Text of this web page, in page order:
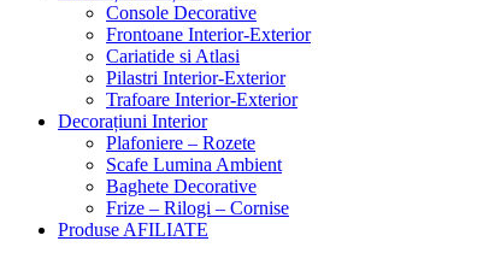
Console Decorative
Frontoane Interior-Exterior
Cariatide si Atlasi
Pilastri Interior-Exterior
Trafoare Interior-Exterior
Decorațiuni Interior
Plafoniere – Rozete
Scafe Lumina Ambient
Baghete Decorative
Frize – Rilogi – Cornise
Produse AFILIATE